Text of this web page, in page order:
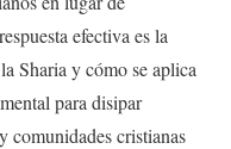
efectiva es la
Sharia y cómo se aplica
para disipar
comunidades cristianas